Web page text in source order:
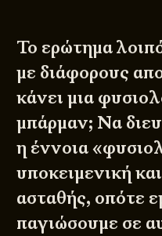
Το ερώτημα
με διάφορους
κάνει μια
μπάρμαν; Να
η έννοια
υποκειμενική
ασταθής, οπότε
παγιώσουμε σε